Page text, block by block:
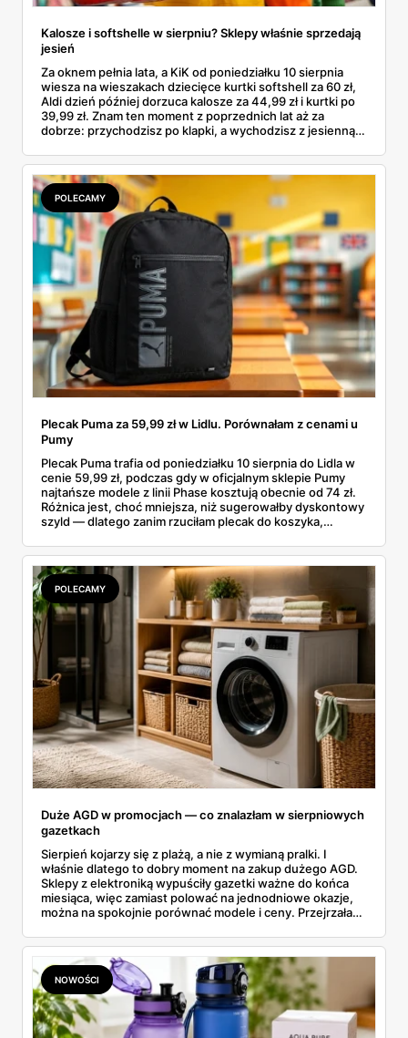
Kalosze i softshelle w sierpniu? Sklepy właśnie sprzedają
jesień
Za oknem pełnia lata, a KiK od poniedziałku 10 sierpnia
wiesza na wieszakach dziecięce kurtki softshell za 60 zł,
Aldi dzień później dorzuca kalosze za 44,99 zł i kurtki po
39,99 zł. Znam ten moment z poprzednich lat aż za
dobrze: przychodzisz po klapki, a wychodzisz z jesienną
pojawi się w gazetkach w przyszłym tygodniu i czy jest
sens kupować jesień, zanim skończą się wakacje.
POLECAMY
Plecak Puma za 59,99 zł w Lidlu. Porównałam z cenami u
Pumy
Plecak Puma trafia od poniedziałku 10 sierpnia do Lidla w
cenie 59,99 zł, podczas gdy w oficjalnym sklepie Pumy
najtańsze modele z linii Phase kosztują obecnie od 74 zł.
Różnica jest, choć mniejsza, niż sugerowałby dyskontowy
szyld — dlatego zanim rzuciłam plecak do koszyka,
rozpiska: co dokładnie sprzedaje Lidl, ile kosztują
odpowiedniki u producenta i komu ten zakup naprawdę
się opłaci.
POLECAMY
Duże AGD w promocjach — co znalazłam w sierpniowych
gazetkach
Sierpień kojarzy się z plażą, a nie z wymianą pralki. I
właśnie dlatego to dobry moment na zakup dużego AGD.
Sklepy z elektroniką wypuściły gazetki ważne do końca
miesiąca, więc zamiast polować na jednodniowe okazje,
można na spokojnie porównać modele i ceny. Przejrzałam
znalazłam, z cenami i terminami.
NOWOŚCI